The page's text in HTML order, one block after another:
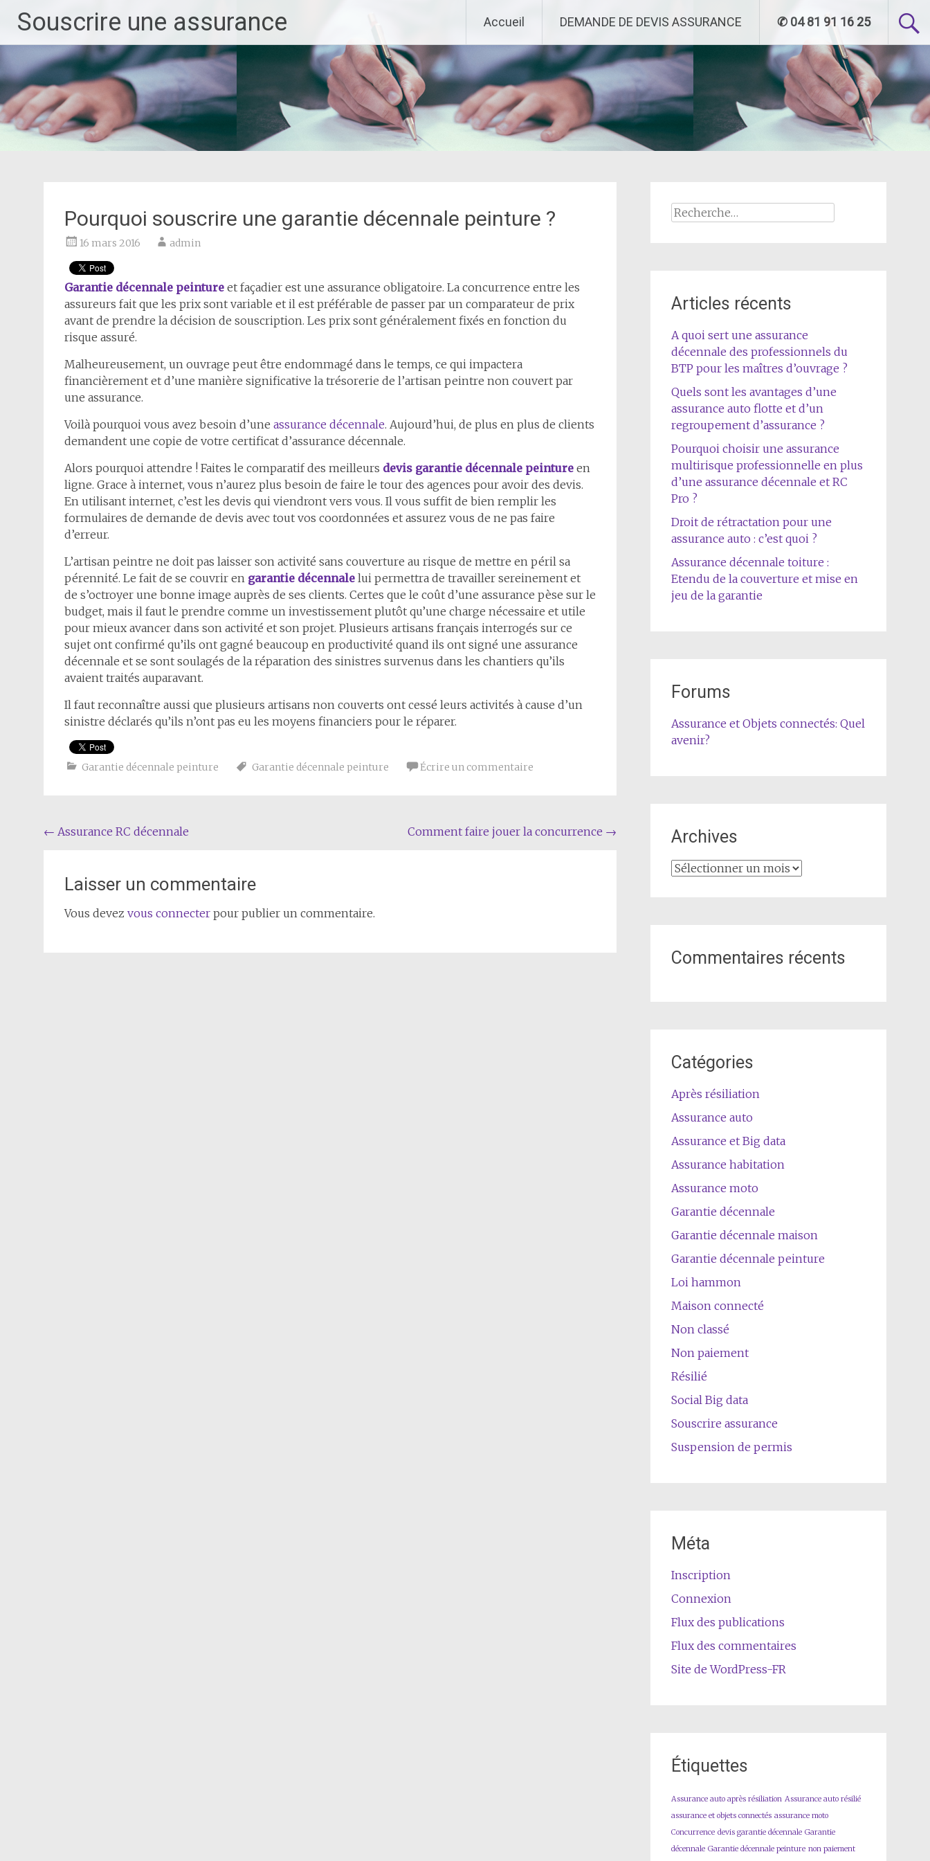
contenu
principal
Souscrire une assurance Accueil DEMANDE DE DEVIS ASSURANCE ✆ 04 81 91 16 25
Pourquoi souscrire une garantie décennale peinture ?
16 mars 2016 admin
Garantie décennale peinture et façadier est une assurance obligatoire. La concurrence entre les
assureurs fait que les prix sont variable et il est préférable de passer par un comparateur de prix
avant de prendre la décision de souscription. Les prix sont généralement fixés en fonction du
risque assuré.
Malheureusement, un ouvrage peut être endommagé dans le temps, ce qui impactera
financièrement et d’une manière significative la trésorerie de l’artisan peintre non couvert par
une assurance.
Voilà pourquoi vous avez besoin d’une assurance décennale. Aujourd’hui, de plus en plus de clients
demandent une copie de votre certificat d’assurance décennale.
Alors pourquoi attendre ! Faites le comparatif des meilleurs devis garantie décennale peinture en
ligne. Grace à internet, vous n’aurez plus besoin de faire le tour des agences pour avoir des devis.
En utilisant internet, c’est les devis qui viendront vers vous. Il vous suffit de bien remplir les
formulaires de demande de devis avec tout vos coordonnées et assurez vous de ne pas faire
d’erreur.
L’artisan peintre ne doit pas laisser son activité sans couverture au risque de mettre en péril sa
pérennité. Le fait de se couvrir en garantie décennale lui permettra de travailler sereinement et
de s’octroyer une bonne image auprès de ses clients. Certes que le coût d’une assurance pèse sur le
budget, mais il faut le prendre comme un investissement plutôt qu’une charge nécessaire et utile
pour mieux avancer dans son activité et son projet. Plusieurs artisans français interrogés sur ce
sujet ont confirmé qu’ils ont gagné beaucoup en productivité quand ils ont signé une assurance
décennale et se sont soulagés de la réparation des sinistres survenus dans les chantiers qu’ils
avaient traités auparavant.
Il faut reconnaître aussi que plusieurs artisans non couverts ont cessé leurs activités à cause d’un
sinistre déclarés qu’ils n’ont pas eu les moyens financiers pour le réparer.
Garantie décennale peinture Garantie décennale peinture Écrire un commentaire
Navigation
l'article
← Assurance RC décennale Comment faire jouer la concurrence →
Laisser un commentaire
Vous devez vous connecter pour publier un commentaire.
Rechercher :
Articles récents
A quoi sert une assurance
décennale des professionnels du
BTP pour les maîtres d’ouvrage ?
Quels sont les avantages d’une
assurance auto flotte et d’un
regroupement d’assurance ?
Pourquoi choisir une assurance
multirisque professionnelle en plus
d’une assurance décennale et RC
Pro ?
Droit de rétractation pour une
assurance auto : c’est quoi ?
Assurance décennale toiture :
Etendu de la couverture et mise en
jeu de la garantie
Forums
Assurance et Objets connectés: Quel
avenir?
Archives
Archives
Commentaires récents
Catégories
Après résiliation
Assurance auto
Assurance et Big data
Assurance habitation
Assurance moto
Garantie décennale
Garantie décennale maison
Garantie décennale peinture
Loi hammon
Maison connecté
Non classé
Non paiement
Résilié
Social Big data
Souscrire assurance
Suspension de permis
Méta
Inscription
Connexion
Flux des publications
Flux des commentaires
Site de WordPress-FR
Étiquettes
Assurance auto après résiliation Assurance auto résilié
assurance et objets connectés assurance moto
Concurrence devis garantie décennale Garantie
décennale Garantie décennale peinture non paiement